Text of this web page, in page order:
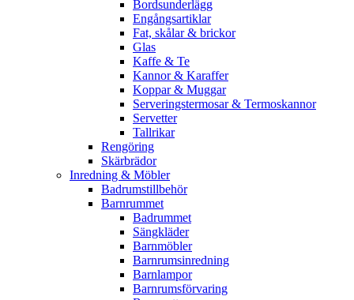
Bordsunderlägg
Engångsartiklar
Fat, skålar & brickor
Glas
Kaffe & Te
Kannor & Karaffer
Koppar & Muggar
Serveringstermosar & Termoskannor
Servetter
Tallrikar
Rengöring
Skärbrädor
Inredning & Möbler
Badrumstillbehör
Barnrummet
Badrummet
Sängkläder
Barnmöbler
Barnrumsinredning
Barnlampor
Barnrumsförvaring